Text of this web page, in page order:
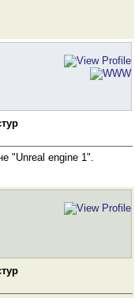
"Unreal engine 1".